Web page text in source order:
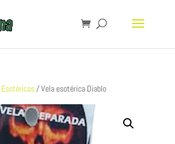
Esotéricas/ Vela esotérica Diablo